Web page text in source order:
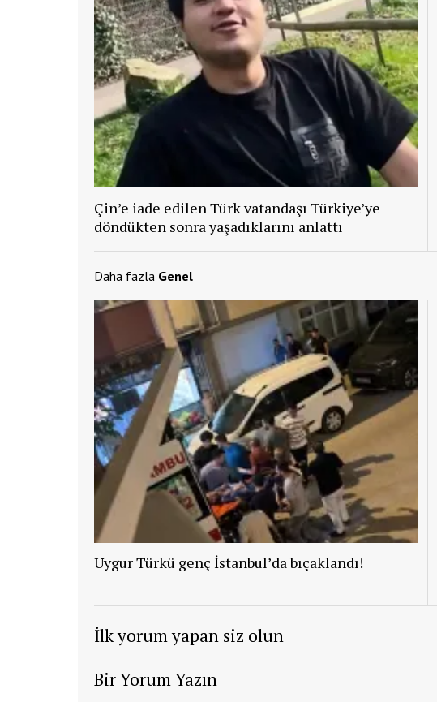
Çin’e iade edilen Türk vatandaşı Türkiye’ye
döndükten sonra yaşadıklarını anlattı
Daha fazla Genel
Uygur Türkü genç İstanbul’da bıçaklandı!
İlk yorum yapan siz olun
Bir Yorum Yazın